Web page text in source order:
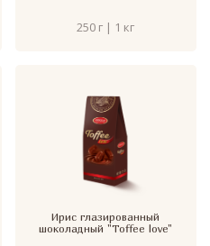
250 г | 1 кг
Ирис глазированный
шоколадный "Toffee love"